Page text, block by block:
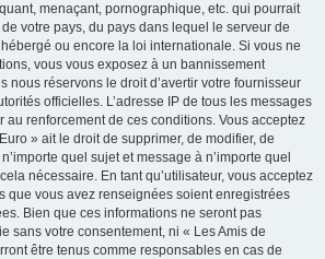
menaçant, pornographique, etc. qui pourrait
votre pays, du pays dans lequel le serveur de
ou encore la loi internationale. Si vous ne
vous vous exposez à un bannissement
nous réservons le droit d’avertir votre fournisseur
officielles. L’adresse IP de tous les messages
au renforcement de ces conditions. Vous acceptez
» ait le droit de supprimer, de modifier, de
quel sujet et message à n’importe quel
nécessaire. En tant qu’utilisateur, vous acceptez
que vous avez renseignées soient enregistrées
Bien que ces informations ne seront pas
sans votre consentement, ni « Les Amis de
être tenus comme responsables en cas de